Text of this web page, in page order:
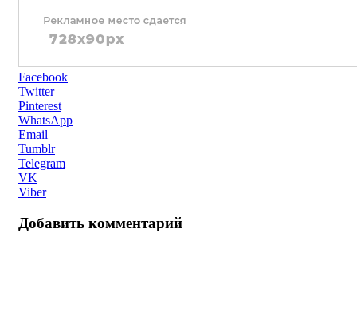
Facebook
Twitter
Pinterest
WhatsApp
Email
Tumblr
Telegram
VK
Viber
Добавить комментарий